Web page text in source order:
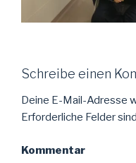
Schreibe einen
Deine E-Mail-Adresse
Erforderliche Felder
Kommentar